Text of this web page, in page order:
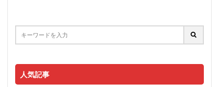
人気記事